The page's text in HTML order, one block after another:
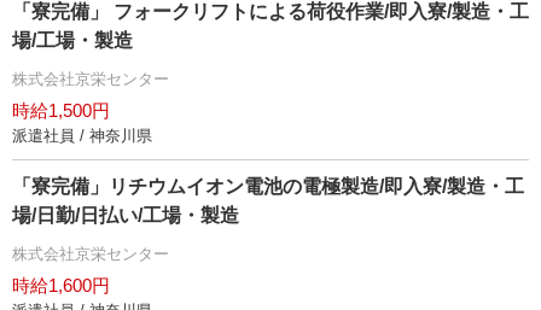
「寮完備」 フォークリフトによる荷役作業/即入寮/製造・工
場/工場・製造
株式会社京栄センター
時給1,500円
派遣社員 / 神奈川県
「寮完備」リチウムイオン電池の電極製造/即入寮/製造・工
場/日勤/日払い/工場・製造
株式会社京栄センター
時給1,600円